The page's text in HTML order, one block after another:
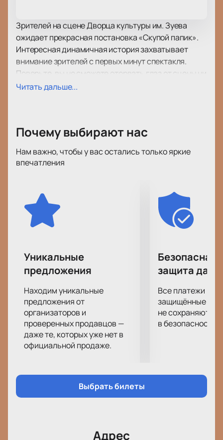
Зрителей на сцене Дворца культуры им. Зуева
ожидает прекрасная постановка «Скупой папик».
Интересная динамичная история захватывает
внимание зрителей с первых минут спектакля.
Поверьте, вы не сможете оторвать глаз от сцены ни
на одну минуту! Развитие сюжета и его
интересные декорации, игра света и тени – все это
образцом произведения с высочайшим уровнем
художественного оформления.
отзывы критиков. Поспешите и вы составить
собственное мнение о ней и провести приятный
интересный вечер в компании ее героев.
Читать дальше...
Почему выбирают нас
Нам важно, чтобы у вас остались только яркие
впечатления
Уникальные
предложения
Находим уникальные
предложения от
организаторов и
проверенных продавцов —
даже те, которых уже нет в
официальной продаже.
Безопасная
защита
Все платежи
защищённые
не сохраняются
в безопасности.
Выбрать билеты
Адрес